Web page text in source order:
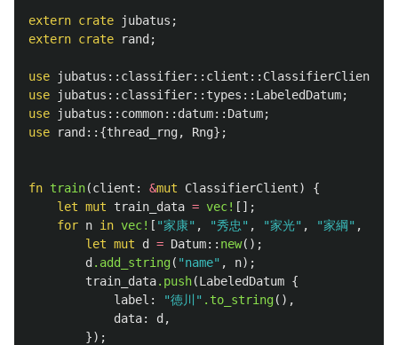
extern crate jubatus ;
extern crate rand ;
use jubatus :: classifier:: client :: ClassifierClient
use
jubatus :: classifier:: types :: LabeledDatum;
use
jubatus :: common:: datum:: Datum;
use
rand ::{thread_rng, Rng};
fn train(client : &mut ClassifierClient)
{
let mut train_data = vec! [];
for n in vec! [ "家康" , "秀忠" , "家光" , "家綱" ,
let mut d = Datum:: new();
d .add_string( "name" , n);
train_data.push(LabeledDatum {
label : "徳川" .to_string(),
data: d ,
});